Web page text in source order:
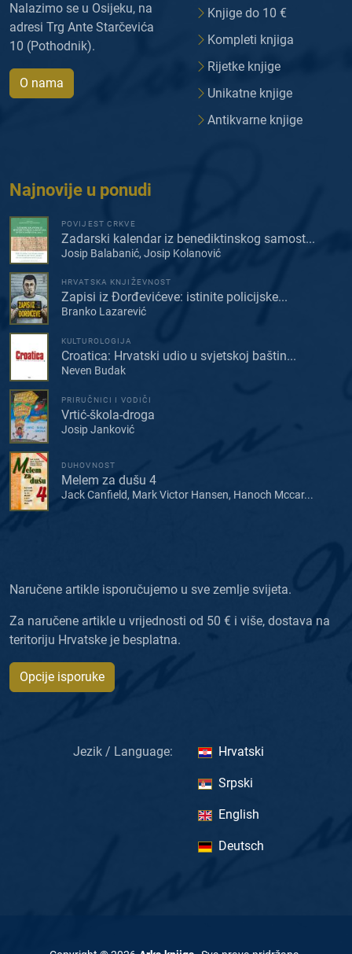
Nalazimo se u Osijeku, na
adresi Trg Ante Starčevića
10 (Pothodnik).
O nama
Knjige do 10 €
Kompleti knjiga
Rijetke knjige
Unikatne knjige
Antikvarne knjige
Najnovije u ponudi
POVIJEST CRKVE
Zadarski kalendar iz benediktinskog samost...
Josip Balabanić, Josip Kolanović
HRVATSKA KNJIŽEVNOST
Zapisi iz Đorđevićeve: istinite policijske...
Branko Lazarević
KULTUROLOGIJA
Croatica: Hrvatski udio u svjetskoj baštin...
Neven Budak
PRIRUČNICI I VODIČI
Vrtić-škola-droga
Josip Janković
DUHOVNOST
Melem za dušu 4
Jack Canfield, Mark Victor Hansen, Hanoch Mccar...
Naručene artikle isporučujemo u sve zemlje svijeta.
Za naručene artikle u vrijednosti od 50 € i više, dostava na
teritoriju Hrvatske je besplatna.
Opcije isporuke
Jezik / Language: Hrvatski
Srpski
English
Deutsch